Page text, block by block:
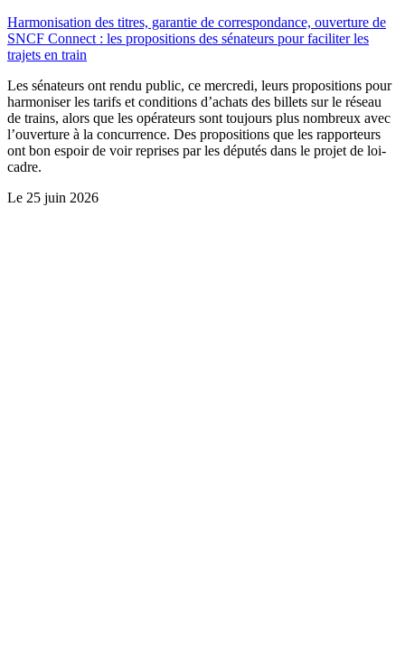
Harmonisation des titres, garantie de correspondance, ouverture de
SNCF Connect : les propositions des sénateurs pour faciliter les
trajets en train
Les sénateurs ont rendu public, ce mercredi, leurs propositions pour
harmoniser les tarifs et conditions d’achats des billets sur le réseau
de trains, alors que les opérateurs sont toujours plus nombreux avec
l’ouverture à la concurrence. Des propositions que les rapporteurs
ont bon espoir de voir reprises par les députés dans le projet de loi-
cadre.
Le 25 juin 2026